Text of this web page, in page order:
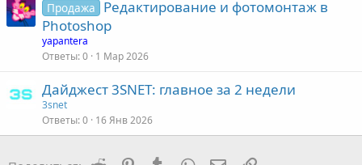
Продажа
Редактирование и фотомонтаж в
Photoshop
yapantera
Ответы 0 1 Мар 2026
Дайджест 3SNET: главное за 2 недели
3snet
Ответы 0 16 Янв 2026